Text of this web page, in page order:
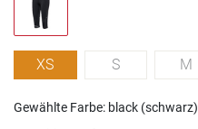
XS S M
Gewählte Farbe: black (schwarz)